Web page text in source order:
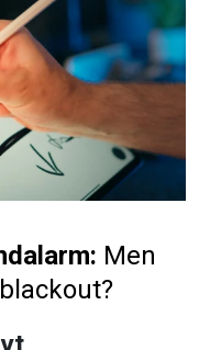
Men